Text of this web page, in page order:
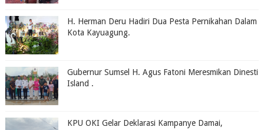
H. Herman Deru Hadiri Dua Pesta Pernikahan Dalam
Kota Kayuagung.
Gubernur Sumsel H. Agus Fatoni Meresmikan Dinesti
Island .
KPU OKI Gelar Deklarasi Kampanye Damai,